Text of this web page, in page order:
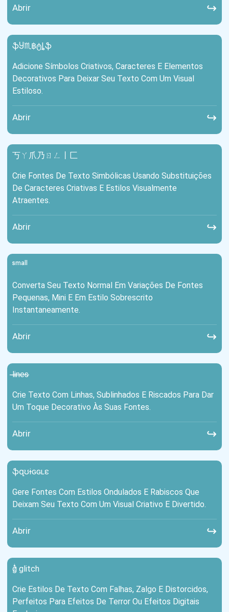
Abrir ↪
ֆႸ♏฿ტȴֆ
Adicione Símbolos Criativos, Caracteres E Elementos
Decorativos Para Deixar Seu Texto Com Um Visual
Estiloso.
Abrir ↪
丂ㄚ爪乃ㄖㄥ丨匚
Crie Fontes De Texto Simbólicas Usando Substituições
De Caracteres Criativas E Estilos Visualmente
Atraentes.
Abrir ↪
ˢᵐᵃˡˡ
Converta Seu Texto Normal Em Variações De Fontes
Pequenas, Mini E Em Estilo Sobrescrito
Instantaneamente.
Abrir ↪
l̶i̶n̶e̶s̶
Crie Texto Com Linhas, Sublinhados E Riscados Para Dar
Um Toque Decorativo Às Suas Fontes.
Abrir ↪
ֆզʊɨɢɢʟɛ
Gere Fontes Com Estilos Ondulados E Rabiscos Que
Deixam Seu Texto Com Um Visual Criativo E Divertido.
Abrir ↪
g̷̊̇ glitch
Crie Estilos De Texto Com Falhas, Zalgo E Distorcidos,
Perfeitos Para Efeitos De Terror Ou Efeitos Digitais